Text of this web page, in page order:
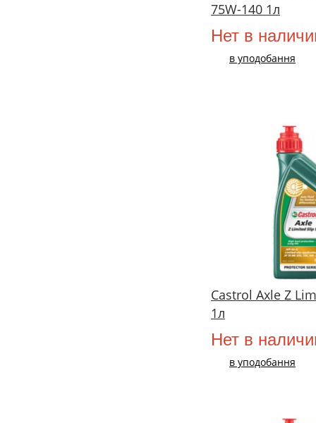
75W-140 1л
Нет в
в уподобання
Castrol Axle Z
1л
Нет в
в уподобання